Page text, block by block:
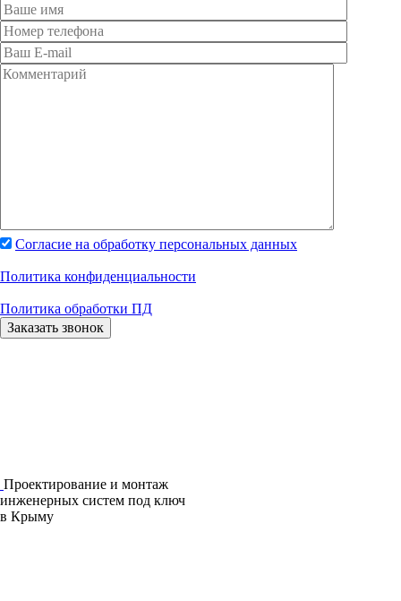
Согласие на обработку персональных данных
Политика конфиденциальности
Политика обработки ПД
Проектирование и монтаж
инженерных систем под ключ
в Крыму